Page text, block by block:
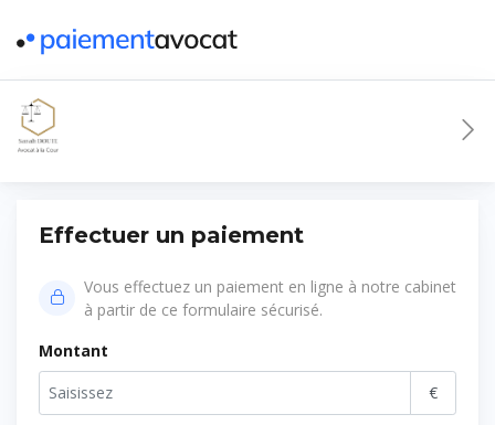
Effectuer un paiement
Vous effectuez un paiement en ligne à notre cabinet
à partir de ce formulaire sécurisé.
Montant
€